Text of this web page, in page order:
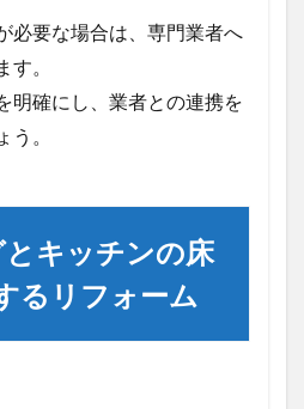
必要な場合は、専門業者へ
。
明確にし、業者との連携を
。
キッチンの床
るリフォーム